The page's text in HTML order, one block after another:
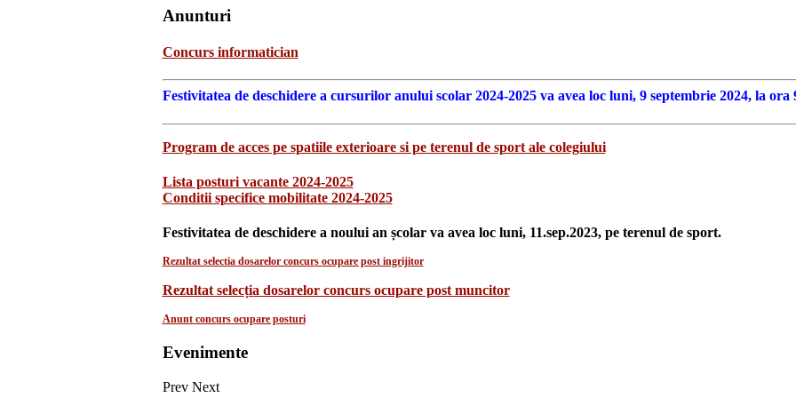
Anunturi
Concurs informatician
Festivitatea de deschidere a cursurilor anului scolar 2024-2025 va avea loc luni, 9 septembrie 2024, la ora
Program de acces pe spatiile exterioare si pe terenul de sport ale colegiului
Lista posturi vacante 2024-2025
Conditii specifice mobilitate 2024-2025
Festivitatea de deschidere a noului an școlar va avea loc luni, 11.sep.2023, pe terenul de sport.
Rezultat selectia dosarelor concurs ocupare post ingrijitor
Rezultat selecția dosarelor concurs ocupare post muncitor
Anunt concurs ocupare posturi
Evenimente
Prev Next